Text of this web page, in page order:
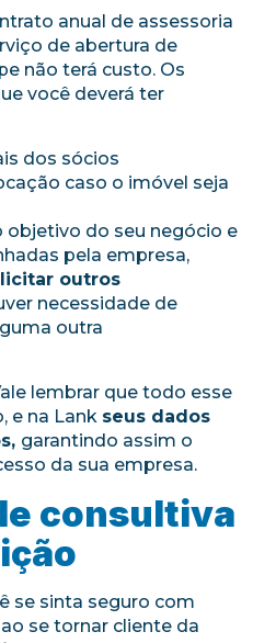
anual de assessoria
de abertura de
não terá custo. Os
você deverá ter
dos sócios
caso o imóvel seja
do seu negócio e
pela empresa,
outros
necessidade de
outra
lembrar que todo esse
e na Lank seus dados
garantindo assim o
da sua empresa.
consultiva
se sinta seguro com
se tornar cliente da